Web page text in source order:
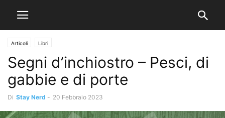
Articoli Libri
Segni d’inchiostro – Pesci, di
gabbie e di porte
Di Stay Nerd - 20 Febbraio 2023